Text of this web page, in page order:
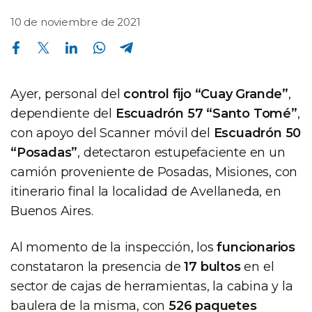
10 de noviembre de 2021
Compartir en Facebook Compartir en Twitter Compartir en Linkedin Compartir en Whatsapp
Ayer, personal del control fijo “Cuay Grande”,
dependiente del Escuadrón 57 “Santo Tomé”,
con apoyo del Scanner móvil del Escuadrón 50
“Posadas”, detectaron estupefaciente en un
camión proveniente de Posadas, Misiones, con
itinerario final la localidad de Avellaneda, en
Buenos Aires.
Al momento de la inspección, losfuncionarios
constataron la presencia de17 bultosen el
sector de cajas de herramientas, la cabina y la
baulera de la misma, con526 paquetes